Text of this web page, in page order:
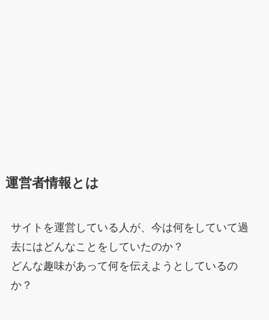
運営者情報とは
サイトを運営している人が、今は何をしていて過
去にはどんなことをしていたのか？
どんな趣味があって何を伝えようとしているの
か？